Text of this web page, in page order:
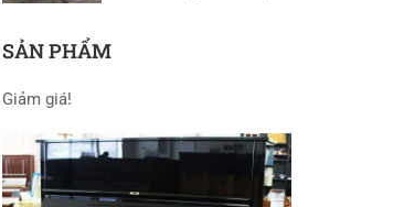
SẢN PHẨM
Giảm giá!